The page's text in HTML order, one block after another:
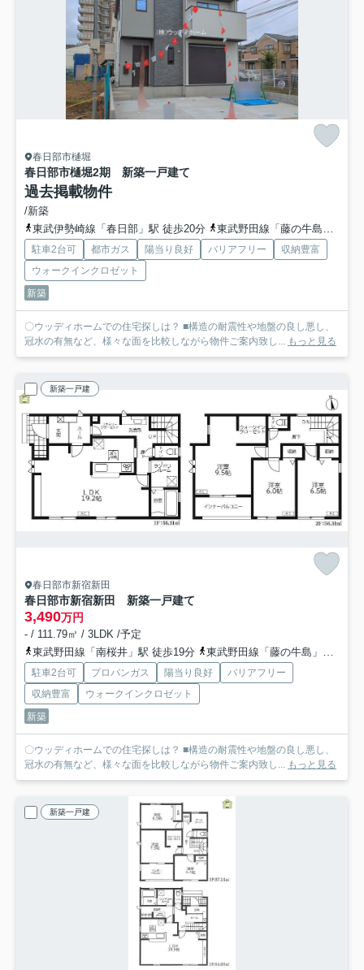
春日部市樋堀
春日部市樋堀2期 新築一戸建て
過去掲載物件
/新築
東武伊勢崎線「春日部」駅 徒歩20分
東武野田線「藤の牛島」駅 徒歩19分
駐車2台可 都市ガス 陽当り良好 バリアフリー
収納豊富
ウォークインクロゼット
新築
〇ウッディホームでの住宅探しは？ ■構造の耐震性や地盤の良し悪し、
冠水の有無など、様々な面を比較しながら物件ご案内致し... もっと見る
新築一戸建
春日部市新宿新田
春日部市新宿新田 新築一戸建て
3,490万円
- / 111.79㎡ / 3LDK /予定
東武野田線「南桜井」駅 徒歩19分
東武野田線「藤の牛島」駅 徒歩58分
駐車2台可 プロパンガス 陽当り良好
バリアフリー
収納豊富
ウォークインクロゼット
新築
〇ウッディホームでの住宅探しは？ ■構造の耐震性や地盤の良し悪し、
冠水の有無など、様々な面を比較しながら物件ご案内致し... もっと見る
新築一戸建